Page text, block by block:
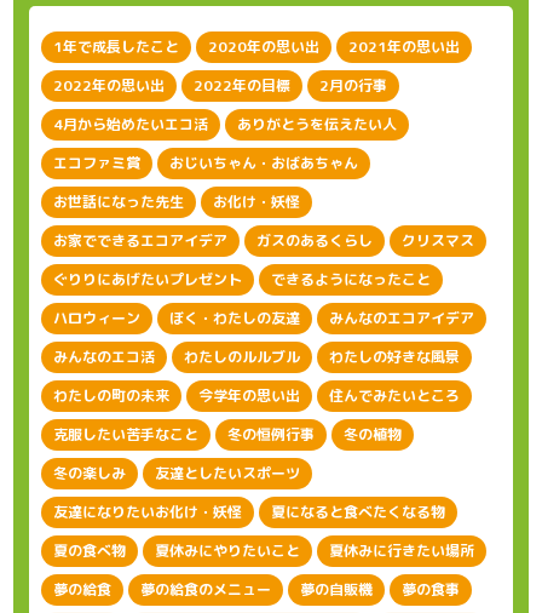
1年で成長したこと 2020年の思い出
2021年の思い出
2022年の思い出
2022年の目標
2月の行事
4月から始めたいエコ活
ありがとうを伝えたい人
エコファミ賞
おじいちゃん・おばあちゃん
お世話になった先生
お化け・妖怪
お家でできるエコアイデア
ガスのあるくらし
クリスマス
ぐりりにあげたいプレゼント
できるようになったこと
ハロウィーン
ぼく・わたしの友達
みんなのエコアイデア
みんなのエコ活
わたしのルルブル
わたしの好きな風景
わたしの町の未来
今学年の思い出
住んでみたいところ
克服したい苦手なこと
冬の恒例行事
冬の植物
冬の楽しみ
友達としたいスポーツ
友達になりたいお化け・妖怪
夏になると食べたくなる物
夏の食べ物
夏休みにやりたいこと
夏休みに行きたい場所
夢の給食
夢の給食のメニュー 夢の自販機
夢の食事